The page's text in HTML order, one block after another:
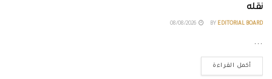
نقله
BY EDITORIAL BOARD
...
أكمل القراءة